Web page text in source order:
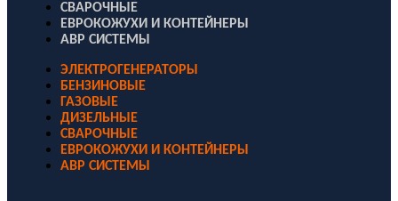
СВАРОЧНЫЕ
ЕВРОКОЖУХИ И КОНТЕЙНЕРЫ
АВР СИСТЕМЫ
ЭЛЕКТРОГЕНЕРАТОРЫ
БЕНЗИНОВЫЕ
ГАЗОВЫЕ
ДИЗЕЛЬНЫЕ
СВАРОЧНЫЕ
ЕВРОКОЖУХИ И КОНТЕЙНЕРЫ
АВР СИСТЕМЫ